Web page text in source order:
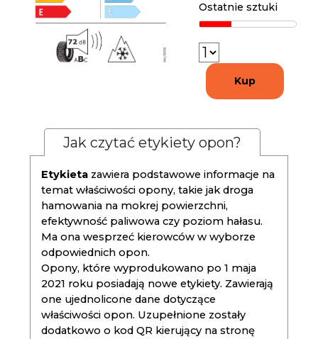
Ostatnie sztuki
Kup
Jak czytać etykiety opon?
Etykieta zawiera podstawowe informacje na
temat właściwości opony, takie jak droga
hamowania na mokrej powierzchni,
efektywność paliwowa czy poziom hałasu.
Ma ona wesprzeć kierowców w wyborze
odpowiednich opon.
Opony, które wyprodukowano po 1 maja
2021 roku posiadają nowe etykiety. Zawierają
one ujednolicone dane dotyczące
właściwości opon. Uzupełnione zostały
dodatkowo o kod QR kierujący na stronę